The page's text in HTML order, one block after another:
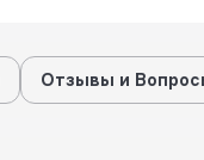
Отзывы и